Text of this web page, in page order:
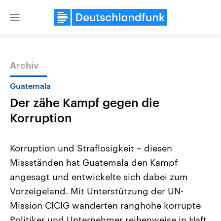
Close
Themen
Landtagswahl Sachsen-Anhalt
2026
Alle Informationen
Sachsen-Anhalt wählt am 6.
September 2026 einen neuen
Landtag. Seit 2021 wird das
Bundesland von einer Koalition aus
USA
Aktuelle Beiträge,
Hintergründe
Wirtschaftlich und
gehören die Vereinigten
den mächtigsten Ländern
mit großem Einfluss auf
Archiv
Guatemala
Der zähe Kampf gegen die
Korruption
Korruption und Straflosigkeit – diesen
Missständen hat Guatemala den Kampf
angesagt und entwickelte sich dabei zum
Vorzeigeland. Mit Unterstützung der UN-
Mission CICIG wanderten ranghohe korrupte